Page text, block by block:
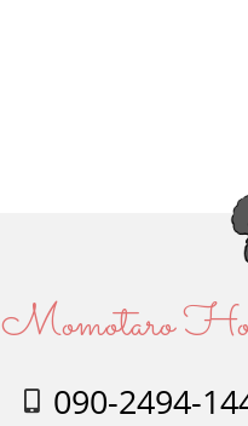
Momotaro
090-2494-